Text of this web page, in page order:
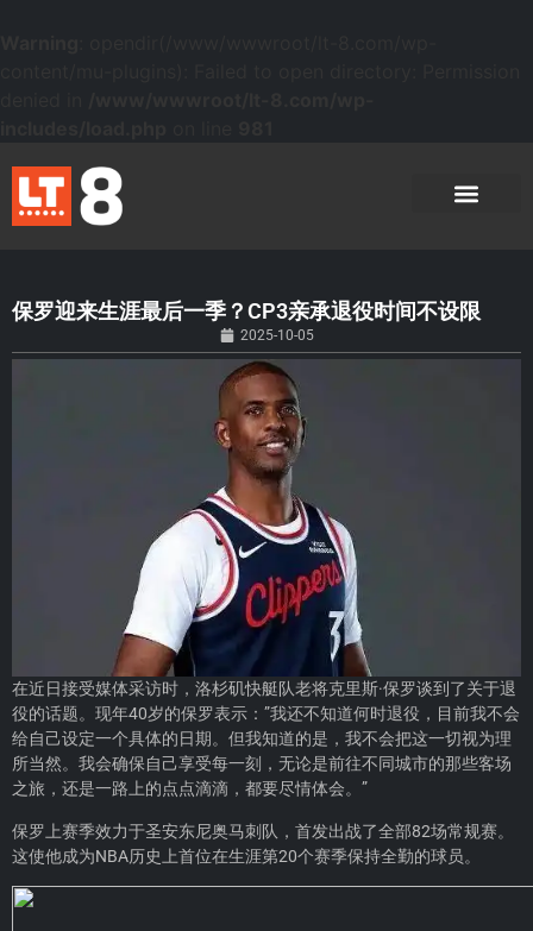
保罗迎来生涯最后一季？CP3亲承退役时间不设限
2025-10-05
在近日接受媒体采访时，洛杉矶快艇队老将克里斯·保罗谈到了关于退
役的话题。现年40岁的保罗表示：”我还不知道何时退役，目前我不会
给自己设定一个具体的日期。但我知道的是，我不会把这一切视为理
所当然。我会确保自己享受每一刻，无论是前往不同城市的那些客场
之旅，还是一路上的点点滴滴，都要尽情体会。”
保罗上赛季效力于圣安东尼奥马刺队，首发出战了全部82场常规赛。
这使他成为NBA历史上首位在生涯第20个赛季保持全勤的球员。